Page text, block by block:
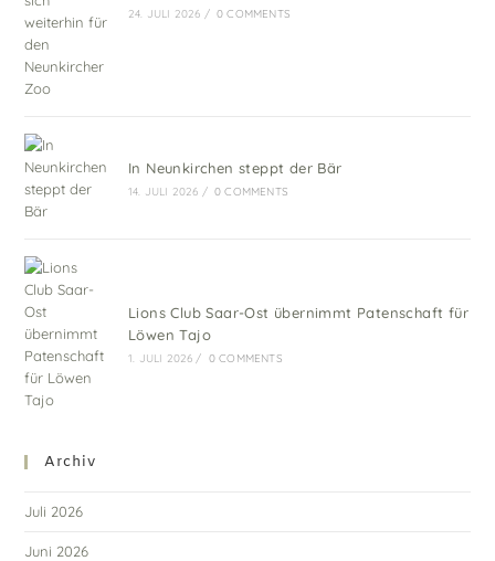
24. JULI 2026 / 0 COMMENTS
In Neunkirchen steppt der Bär
14. JULI 2026 / 0 COMMENTS
Lions Club Saar-Ost übernimmt Patenschaft für
Löwen Tajo
1. JULI 2026 / 0 COMMENTS
Archiv
Juli 2026
Juni 2026